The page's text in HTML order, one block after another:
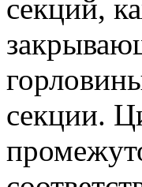
секций,
секции.